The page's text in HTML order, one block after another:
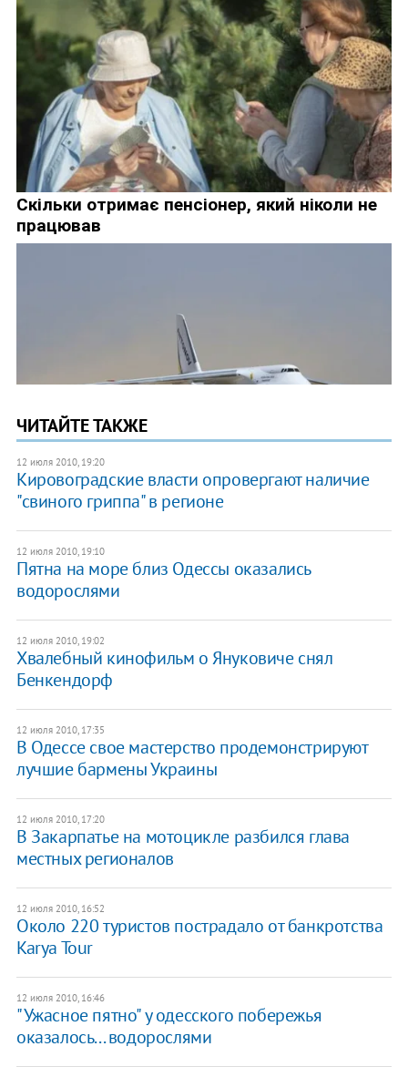
ЧИТАЙТЕ ТАКЖЕ
12 июля 2010, 19:20
Кировоградские власти опровергают наличие
"свиного гриппа" в регионе
12 июля 2010, 19:10
Пятна на море близ Одессы оказались
водорослями
12 июля 2010, 19:02
Хвалебный кинофильм о Януковиче снял
Бенкендорф
12 июля 2010, 17:35
В Одессе свое мастерство продемонстрируют
лучшие бармены Украины
12 июля 2010, 17:20
В Закарпатье на мотоцикле разбился глава
местных регионалов
12 июля 2010, 16:52
Около 220 туристов пострадало от банкротства
Karya Tour
12 июля 2010, 16:46
"Ужасное пятно" у одесского побережья
оказалось... водорослями